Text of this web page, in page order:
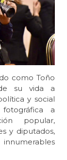
como Toño
su vida a
y social
a
popular,
y diputados,